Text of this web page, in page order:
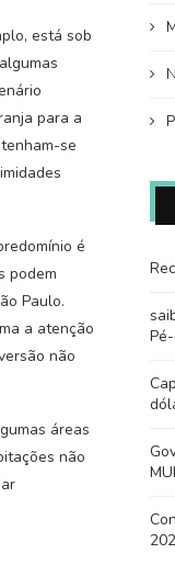
está sob
para a
se
é
podem
Paulo.
a atenção
não
áreas
não